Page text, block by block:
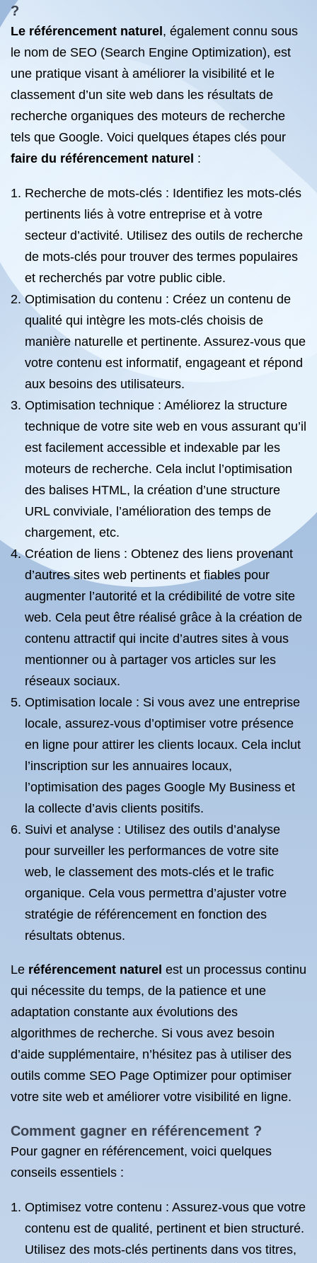
?
Le référencement naturel , également connu sous
le nom de SEO (Search Engine Optimization), est
une pratique visant à améliorer la visibilité et le
classement d’un site web dans les résultats de
recherche organiques des moteurs de recherche
tels que Google. Voici quelques étapes clés pour
faire du référencement naturel :
Recherche de mots-clés : Identifiez les mots-clés
pertinents liés à votre entreprise et à votre
secteur d’activité. Utilisez des outils de recherche
de mots-clés pour trouver des termes populaires
et recherchés par votre public cible.
Optimisation du contenu : Créez un contenu de
qualité qui intègre les mots-clés choisis de
manière naturelle et pertinente. Assurez-vous que
votre contenu est informatif, engageant et répond
aux besoins des utilisateurs.
Optimisation technique : Améliorez la structure
technique de votre site web en vous assurant qu’il
est facilement accessible et indexable par les
moteurs de recherche. Cela inclut l’optimisation
des balises HTML, la création d’une structure
URL conviviale, l’amélioration des temps de
chargement, etc.
Création de liens : Obtenez des liens provenant
d’autres sites web pertinents et fiables pour
augmenter l’autorité et la crédibilité de votre site
web. Cela peut être réalisé grâce à la création de
contenu attractif qui incite d’autres sites à vous
mentionner ou à partager vos articles sur les
réseaux sociaux.
Optimisation locale : Si vous avez une entreprise
locale, assurez-vous d’optimiser votre présence
en ligne pour attirer les clients locaux. Cela inclut
l’inscription sur les annuaires locaux,
l’optimisation des pages Google My Business et
la collecte d’avis clients positifs.
Suivi et analyse : Utilisez des outils d’analyse
pour surveiller les performances de votre site
web, le classement des mots-clés et le trafic
organique. Cela vous permettra d’ajuster votre
stratégie de référencement en fonction des
résultats obtenus.
Le référencement naturel est un processus continu
qui nécessite du temps, de la patience et une
adaptation constante aux évolutions des
algorithmes de recherche. Si vous avez besoin
d’aide supplémentaire, n’hésitez pas à utiliser des
outils comme SEO Page Optimizer pour optimiser
votre site web et améliorer votre visibilité en ligne.
Comment gagner en référencement ?
Pour gagner en référencement, voici quelques
conseils essentiels :
Optimisez votre contenu : Assurez-vous que votre
contenu est de qualité, pertinent et bien structuré.
Utilisez des mots-clés pertinents dans vos titres,